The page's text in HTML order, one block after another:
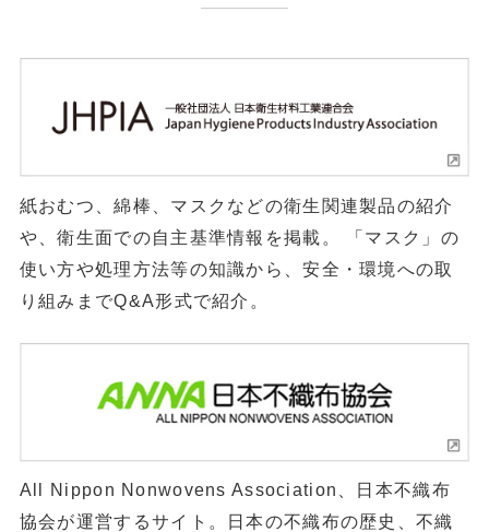
紙おむつ、綿棒、マスクなどの衛生関連製品の紹介
や、衛生面での自主基準情報を掲載。 「マスク」の
使い方や処理方法等の知識から、安全・環境への取
り組みまでQ&A形式で紹介。
All Nippon Nonwovens Association、日本不織布
協会が運営するサイト。日本の不織布の歴史、不織